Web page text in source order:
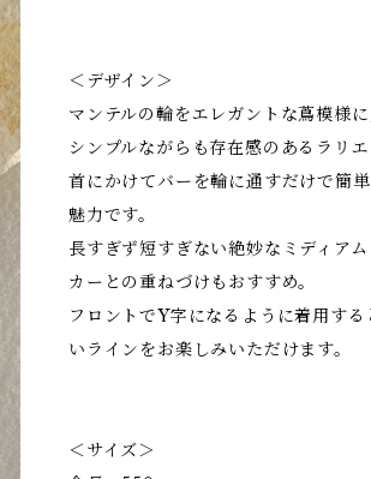
＜デザイン＞
マンテルの輪をエレガントな蔦模様
シンプルながらも存在感のあるラリエ
首にかけてバーを輪に通すだけで簡
魅力です。
長すぎず短すぎない絶妙なミディア
カーとの重ねづけもおすすめ。
フロントでY字になるように着用す
いラインをお楽しみいただけます。
＜サイズ＞